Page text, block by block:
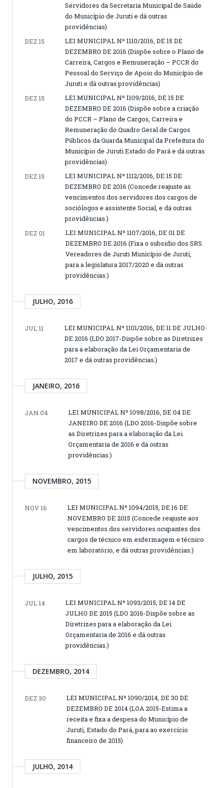
Servidores da Secretaria Municipal de Saúde
do Município de Juruti e dá outras
providências)
DEZ 15
LEI MUNICIPAL Nº 1110/2016, DE 15 DE
DEZEMBRO DE 2016 (Dispõe sobre o Plano de
Carreira, Cargos e Remuneração – PCCR do
Pessoal do Serviço de Apoio do Município de
Juruti e dá outras providências)
DEZ 15
LEI MUNICIPAL Nº 1109/2016, DE 15 DE
DEZEMBRO DE 2016 (Dispõe sobre a criação
do PCCR – Plano de Cargos, Carreira e
Remuneração do Quadro Geral de Cargos
Públicos da Guarda Municipal da Prefeitura do
Município de Juruti Estado do Pará e dá outras
providências)
DEZ 15
LEI MUNICIPAL Nº 1112/2016, DE 15 DE
DEZEMBRO DE 2016 (Concede reajuste as
vencimentos dos servidores dos cargos de
sociólogos e assistente Social, e dá outras
providências.)
DEZ 01
LEI MUNICIPAL Nº 1107/2016, DE 01 DE
DEZEMBRO DE 2016 (Fixa o subsidio dos SRS.
Vereadores de Juruti Município de Juruti,
para a legislatura 2017/2020 e dá outras
providências.)
JULHO, 2016
JUL 11
LEI MUNICIPAL Nº 1101/2016, DE 11 DE JULHO
DE 2016 (LDO 2017-Dispõe sobre as Diretrizes
para a elaboração da Lei Orçamentaria de
2017 e dá outras providências.)
JANEIRO, 2016
JAN 04
LEI MUNICIPAL Nº 1098/2016, DE 04 DE
JANEIRO DE 2016 (LDO 2016-Dispõe sobre
as Diretrizes para a elaboração da Lei
Orçamentaria de 2016 e dá outras
providências.)
NOVEMBRO, 2015
NOV 16
LEI MUNICIPAL Nº 1094/2015, DE 16 DE
NOVEMBRO DE 2015 (Concede reajuste aos
vencimentos dos servidores ocupantes dos
cargos de técnico em enfermagem e técnico
em laboratório, e dá outras providências.)
JULHO, 2015
JUL 14
LEI MUNICIPAL Nº 1093/2015, DE 14 DE
JULHO DE 2015 (LDO 2016-Dispõe sobre as
Diretrizes para a elaboração da Lei
Orçamentaria de 2016 e dá outras
providências.)
DEZEMBRO, 2014
DEZ 30
LEI MUNICIPAL Nº 1090/2014, DE 30 DE
DEZEMBRO DE 2014 (LOA 2015-Estima a
receita e fixa a despesa do Município de
Juruti, Estado do Pará, para ao exercício
financeiro de 2015)
JULHO, 2014